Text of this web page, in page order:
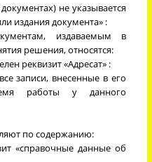
не указывается
издания документа» :
издаваемым в
решения, относятся:
реквизит «Адресат» :
записи, внесенные в его
работы у данного
по содержанию:
«справочные данные об